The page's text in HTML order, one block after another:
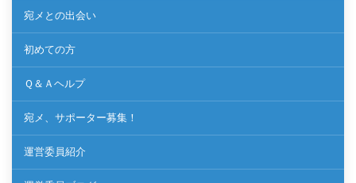
宛メとの出会い
初めての方
Ｑ＆Ａヘルプ
宛メ、サポーター募集！
運営委員紹介